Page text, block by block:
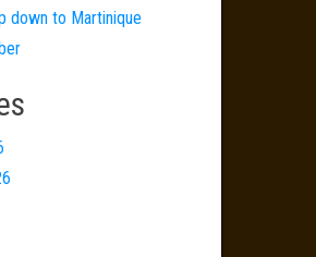
down to Martinique